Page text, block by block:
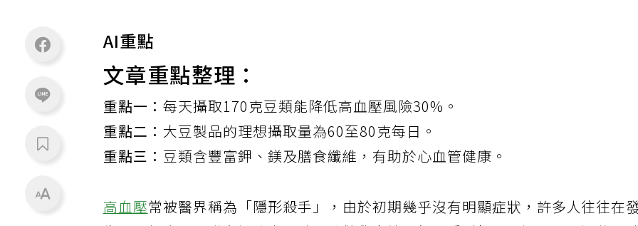
AI重點
文章重點整理：
重點一：每天攝取170克豆類能降低高血壓風險30%。
重點二：大豆製品的理想攝取量為60至80克每日。
重點三： 豆類含豐富鉀、鎂及膳食纖維，有助於心血管健康。
高血壓常被醫界稱為「隱形殺手」，由於初期幾乎沒有明顯症狀，許多人往往在